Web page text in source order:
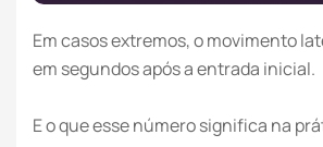
Em casos extremos, o movimento
em segundos após a entrada inicial.
E o que esse número significa na